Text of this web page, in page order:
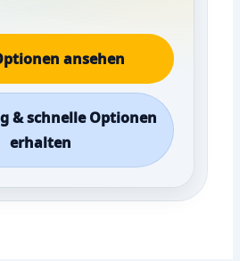
ansehen
& schnelle Optionen
erhalten